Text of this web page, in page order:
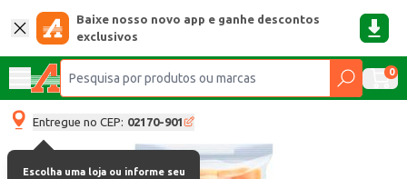
Baixe nosso novo app e ganhe descontos
exclusivos
0
Entregue no CEP: 02170-901
Escolha uma loja ou informe seu